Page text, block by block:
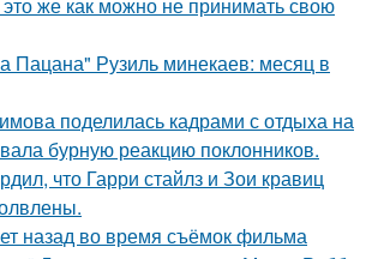
Пацана" Рузиль минекаев: месяц в
поделилась кадрами с отдыха на
бурную реакцию поклонников.
что Гарри стайлз и Зои кравиц
назад во время съёмок фильма